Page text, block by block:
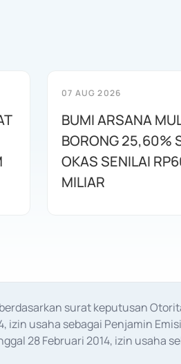
07 AUG 2026
BUMI ARSANA
BORONG 25,60%
OKAS SENILAI
MILIAR
surat keputusan
izin usaha sebagai Penjamin
28 Februari 2014, izin usaha